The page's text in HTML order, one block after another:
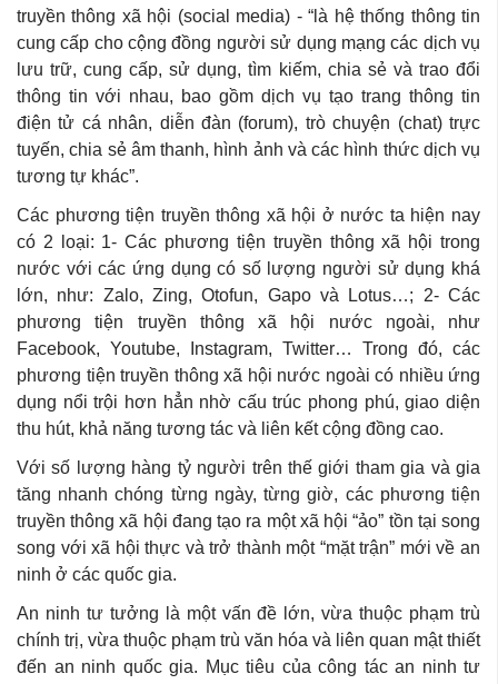
truyền thông xã hội (social media) - “là hệ thống thông tin
cung cấp cho cộng đồng người sử dụng mạng các dịch vụ
lưu trữ, cung cấp, sử dụng, tìm kiếm, chia sẻ và trao đổi
thông tin với nhau, bao gồm dịch vụ tạo trang thông tin
điện tử cá nhân, diễn đàn (forum), trò chuyện (chat) trực
tuyến, chia sẻ âm thanh, hình ảnh và các hình thức dịch vụ
tương tự khác”.
Các phương tiện truyền thông xã hội ở nước ta hiện nay
có 2 loại: 1- Các phương tiện truyền thông xã hội trong
nước với các ứng dụng có số lượng người sử dụng khá
lớn, như: Zalo, Zing, Otofun, Gapo và Lotus…; 2- Các
phương tiện truyền thông xã hội nước ngoài, như
Facebook, Youtube, Instagram, Twitter… Trong đó, các
phương tiện truyền thông xã hội nước ngoài có nhiều ứng
dụng nổi trội hơn hẳn nhờ cấu trúc phong phú, giao diện
thu hút, khả năng tương tác và liên kết cộng đồng cao.
Với số lượng hàng tỷ người trên thế giới tham gia và gia
tăng nhanh chóng từng ngày, từng giờ, các phương tiện
truyền thông xã hội đang tạo ra một xã hội “ảo” tồn tại song
song với xã hội thực và trở thành một “mặt trận” mới về an
ninh ở các quốc gia.
An ninh tư tưởng là một vấn đề lớn, vừa thuộc phạm trù
chính trị, vừa thuộc phạm trù văn hóa và liên quan mật thiết
đến an ninh quốc gia. Mục tiêu của công tác an ninh tư